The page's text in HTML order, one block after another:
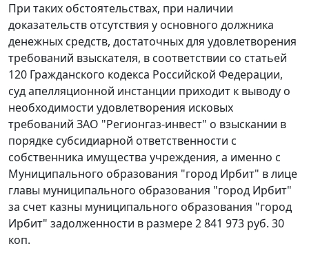
При таких обстоятельствах, при наличии
доказательств отсутствия у основного должника
денежных средств, достаточных для удовлетворения
требований взыскателя, в соответствии со статьей
120 Гражданского кодекса Российской Федерации,
суд апелляционной инстанции приходит к выводу о
необходимости удовлетворения исковых
требований ЗАО "Регионгаз-инвест" о взыскании в
порядке субсидиарной ответственности с
собственника имущества учреждения, а именно с
Муниципального образования "город Ирбит" в лице
главы муниципального образования "город Ирбит"
за счет казны муниципального образования "город
Ирбит" задолженности в размере 2 841 973 руб. 30
коп.